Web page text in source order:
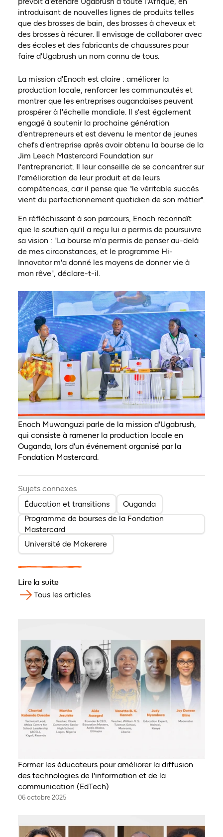
introduisant de nouvelles lignes de produits telles
que des brosses de bain, des brosses à cheveux et
des brosses à récurer. Il envisage de collaborer avec
des écoles et des fabricants de chaussures pour
faire d'Ugabrush un nom connu de tous.
La mission d'Enoch est claire : améliorer la
production locale, renforcer les communautés et
montrer que les entreprises ougandaises peuvent
prospérer à l'échelle mondiale. Il s'est également
engagé à soutenir la prochaine génération
d'entrepreneurs et est devenu le mentor de jeunes
chefs d'entreprise après avoir obtenu la bourse de la
Jim Leech Mastercard Foundation sur
l'entreprenariat. Il leur conseille de se concentrer sur
l'amélioration de leur produit et de leurs
compétences, car il pense que "le véritable succès
vient du perfectionnement quotidien de son métier".
En réfléchissant à son parcours, Enoch reconnaît
que le soutien qu'il a reçu lui a permis de poursuivre
sa vision : "La bourse m'a permis de penser au-delà
de mes circonstances, et le programme Hi-
Innovator m'a donné les moyens de donner vie à
mon rêve", déclare-t-il.
Enoch Muwanguzi parle de la mission d'Ugabrush,
qui consiste à ramener la production locale en
Ouganda, lors d'un événement organisé par la
Fondation Mastercard.
Sujets connexes
Éducation et transitions
Ouganda
Programme de bourses de la Fondation
Mastercard
Université de Makerere
Lire la suite
Tous les articles
Former les éducateurs pour améliorer la diffusion
des technologies de l'information et de la
communication (EdTech)
06 octobre 2025